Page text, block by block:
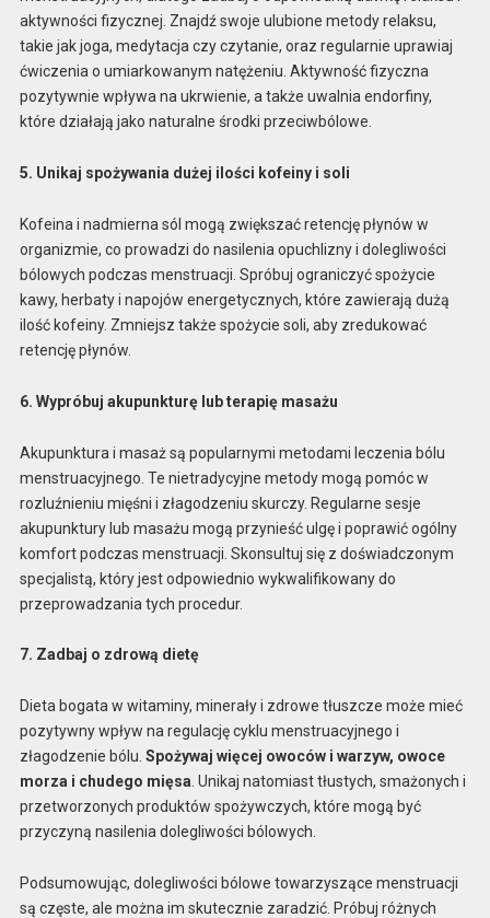
aktywności fizycznej. Znajdź swoje ulubione metody relaksu,
takie jak joga, medytacja czy czytanie, oraz regularnie uprawiaj
ćwiczenia o umiarkowanym natężeniu. Aktywność fizyczna
pozytywnie wpływa na ukrwienie, a także uwalnia endorfiny,
które działają jako naturalne środki przeciwbólowe.
5. Unikaj spożywania dużej ilości kofeiny i soli
Kofeina i nadmierna sól mogą zwiększać retencję płynów w
organizmie, co prowadzi do nasilenia opuchlizny i dolegliwości
bólowych podczas menstruacji. Spróbuj ograniczyć spożycie
kawy, herbaty i napojów energetycznych, które zawierają dużą
ilość kofeiny. Zmniejsz także spożycie soli, aby zredukować
retencję płynów.
6. Wypróbuj akupunkturę lub terapię masażu
Akupunktura i masaż są popularnymi metodami leczenia bólu
menstruacyjnego. Te nietradycyjne metody mogą pomóc w
rozluźnieniu mięśni i złagodzeniu skurczy. Regularne sesje
akupunktury lub masażu mogą przynieść ulgę i poprawić ogólny
komfort podczas menstruacji. Skonsultuj się z doświadczonym
specjalistą, który jest odpowiednio wykwalifikowany do
przeprowadzania tych procedur.
7. Zadbaj o zdrową dietę
Dieta bogata w witaminy, minerały i zdrowe tłuszcze może mieć
pozytywny wpływ na regulację cyklu menstruacyjnego i
złagodzenie bólu. Spożywaj więcej owoców i warzyw, owoce
morza i chudego mięsa . Unikaj natomiast tłustych, smażonych i
przetworzonych produktów spożywczych, które mogą być
przyczyną nasilenia dolegliwości bólowych.
Podsumowując, dolegliwości bólowe towarzyszące menstruacji
są częste, ale można im skutecznie zaradzić. Próbuj różnych